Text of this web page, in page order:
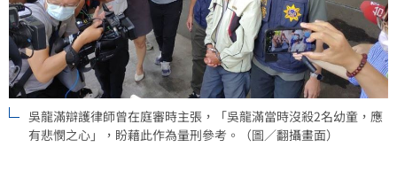
吳龍滿辯護律師曾在庭審時主張，「吳龍滿當時沒殺2名幼童，應
有悲憫之心」，盼藉此作為量刑參考。（圖／翻攝畫面）